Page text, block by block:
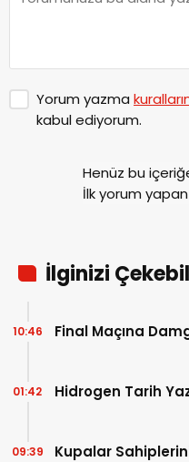
Yorum yazma
kabul ediyorum.
Henüz bu
İlk yorum
İlginizi
Final Maçına
10:46
Hidrogen Tarih
01:42
Kupalar
09:39